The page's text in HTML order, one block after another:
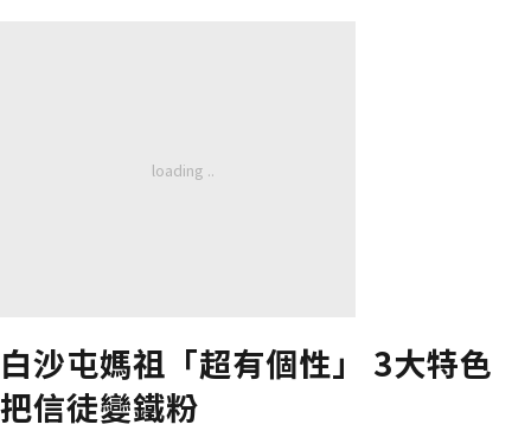
白沙屯媽祖「超有個性」 3大特色
把信徒變鐵粉